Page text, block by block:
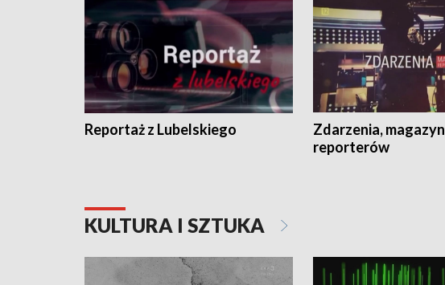
Reportaż z Lubelskiego
Zdarzenia, magazyn
reporterów
KULTURA I SZTUKA